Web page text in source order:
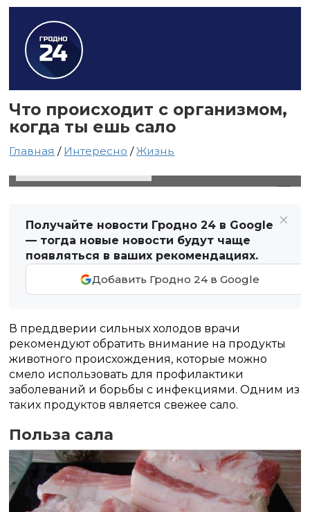
Что происходит с организмом,
когда ты ешь сало
Главная / Интересно /Жизнь
Получайте новости Гродно 24 в Google
— тогда новые новости будут чаще
появляться в ваших рекомендациях.
Добавить Гродно 24 в Google
В преддверии сильных холодов врачи
рекомендуют обратить внимание на продукты
животного происхождения, которые можно
смело использовать для профилактики
заболеваний и борьбы с инфекциями. Одним из
таких продуктов является свежее сало.
Польза сала